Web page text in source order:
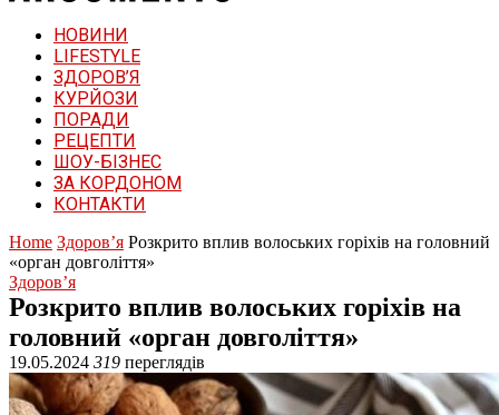
НОВИНИ
LIFESTYLE
ЗДОРОВ’Я
КУРЙОЗИ
ПОРАДИ
РЕЦЕПТИ
ШОУ-БІЗНЕС
ЗА КОРДОНОМ
КОНТАКТИ
Home Здоров’я Розкрито вплив волоських горіхів на головний
«орган довголіття»
Здоров’я
Розкрито вплив волоських горіхів на
головний «орган довголіття»
19.05.2024 319 переглядів